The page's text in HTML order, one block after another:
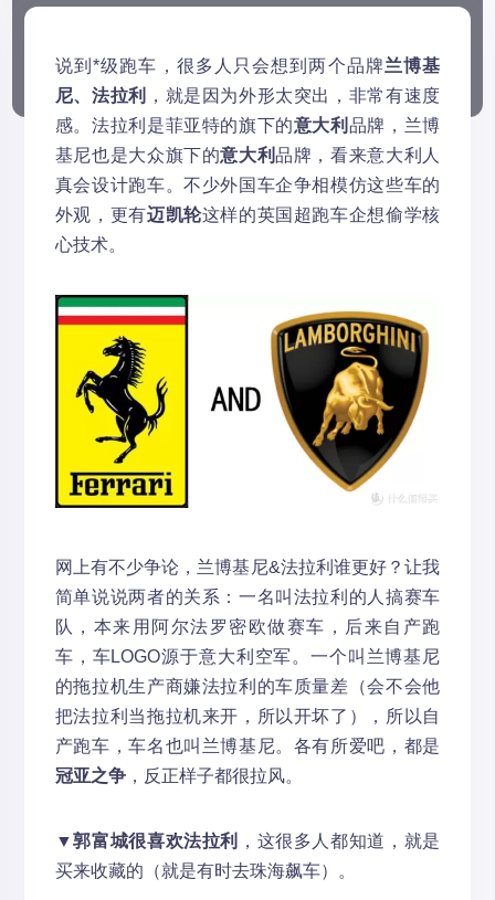
说到*级跑车，很多人只会想到两个品牌兰博基
尼、法拉利
，就是因为外形太突出，非常有速度
感。法拉利是菲亚特的旗下的意大利 品牌，兰博
基尼也是大众旗下的意大利品牌，看来意大利人
真会设计跑车。不少外国车企争相模仿这些车的
外观，更有迈凯轮这样的英国超跑车企想偷学核
心技术。
网上有不少争论，兰博基尼&法拉利谁更好？让我
简单说说两者的关系：一名叫法拉利的人搞赛车
队，本来用阿尔法罗密欧做赛车，后来自产跑
车，车LOGO源于意大利空军。一个叫兰博基尼
的拖拉机生产商嫌法拉利的车质量差（会不会他
把法拉利当拖拉机来开，所以开坏了），所以自
产跑车，车名也叫兰博基尼。各有所爱吧，都是
冠亚之争，反正样子都很拉风。
▼郭富城很喜欢法拉利
，这很多人都知道，就是
买来收藏的（就是有时去珠海飙车）。